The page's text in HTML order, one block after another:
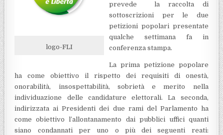
logo-FLI
prevede la raccolta di
sottoscrizioni per le due
petizioni popolari presentate
qualche settimana fa in
conferenza stampa.
La prima petizione popolare
ha come obiettivo il rispetto dei requisiti di onestà,
onorabilità, insospettabilità, sobrietà e merito nella
individuazione delle candidature elettorali. La seconda,
indirizzata ai Presidenti dei due rami del Parlamento ha
come obiettivo l’allontanamento dai pubblici uffici quanti
siano condannati per uno o più dei seguenti reati: